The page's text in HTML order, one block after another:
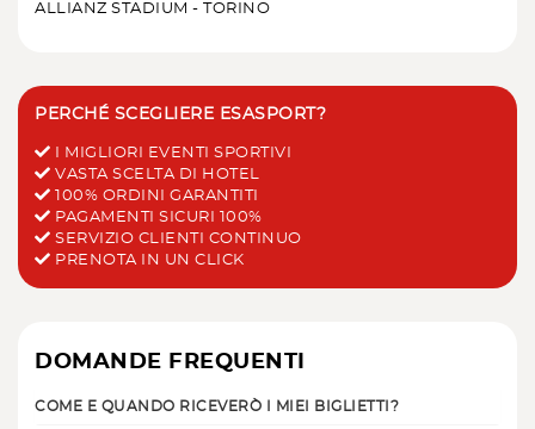
ALLIANZ STADIUM - TORINO
PERCHÉ SCEGLIERE ESASPORT?
I MIGLIORI EVENTI SPORTIVI
VASTA SCELTA DI HOTEL
100% ORDINI GARANTITI
PAGAMENTI SICURI 100%
SERVIZIO CLIENTI CONTINUO
PRENOTA IN UN CLICK
DOMANDE FREQUENTI
COME E QUANDO RICEVERÒ I MIEI BIGLIETTI?